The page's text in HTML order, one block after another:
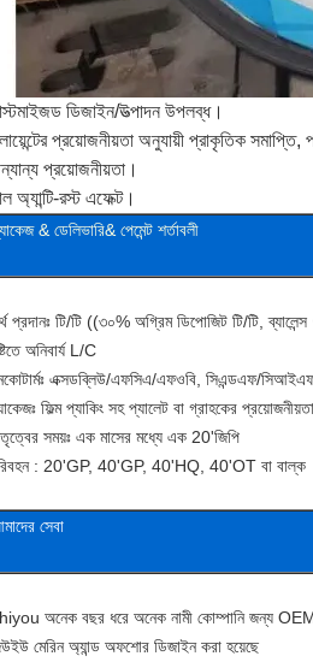
ডিজাইন/উত্পাদন উপলব্ধ।
প্রয়োজনীয়তা অনুযায়ী প্রাকৃতিক সমাপ্তি,
প্রয়োজনীয়তা।
অ্যান্টি-রস্ট এফেক্ট।
& ডেলিভারি& পেমেন্ট শর্তাবলী
প্রদানঃ টি/টি ((৩০% অগ্রিম ডিপোজিট টি/টি,
অনিবার্য L/C
এক্সডব্লিউ/এফসিএ/এফওবি, সিএন্ডএফ/
ফিল্ম প্যাকিং সহ প্যালেট বা গ্রাহকের
সময়ঃ এক মাসের মধ্যে এক 20'জিপি
: 20'GP, 40'GP, 40'HQ, 40'OT বা বাল্ক
সেবা
অনেক বছর ধরে অনেক নামী কোম্পানি জন্য
মেরিন অ্যান্ড অফশোর ডিজাইন করা হয়েছে